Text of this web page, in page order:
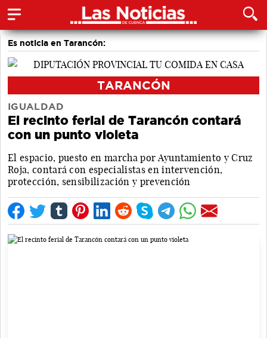
Es noticia en Tarancón:
TARANCÓN
IGUALDAD
El recinto ferial de Tarancón contará
con un punto violeta
El espacio, puesto en marcha por Ayuntamiento y Cruz
Roja, contará con especialistas en intervención,
protección, sensibilización y prevención